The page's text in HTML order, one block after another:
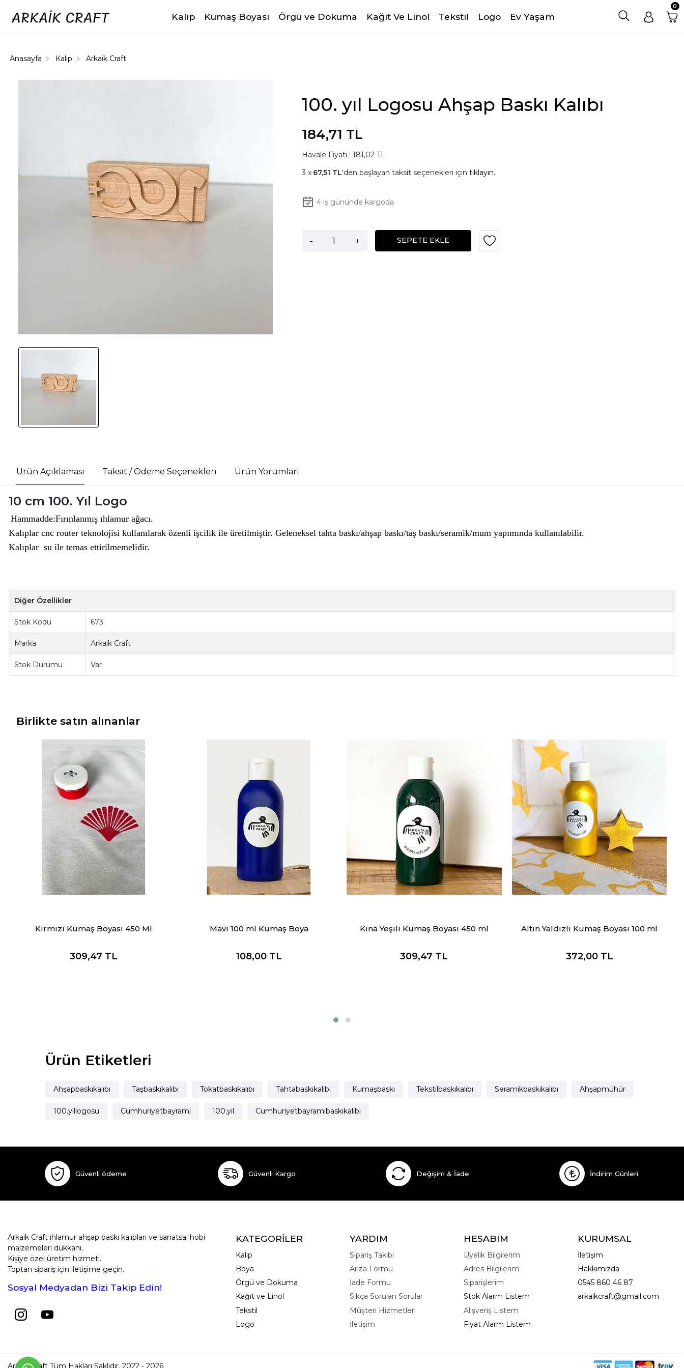
Kalıp Kumaş Boyası Örgü ve Dokuma Kağıt Ve Linol Tekstil Logo Ev Yaşam
0
Anasayfa Kalıp Arkaik Craft
100. yıl Logosu Ahşap Baskı Kalıbı
184,71 TL
Havale Fiyatı : 181,02 TL
67,51 TL'den başlayan taksit seçenekleri için tıklayın.
4 iş gününde kargoda
- + SEPETE EKLE
Ürün Açıklaması Taksit / Ödeme Seçenekleri Ürün Yorumları
10 cm 100. Yıl Logo
Hammadde:Fırınlanmış ıhlamur ağacı.
Kalıplar cnc router teknolojisi kullanılarak özenli işcilik ile üretilmiştir. Geleneksel tahta baskı/ahşap baskı/taş baskı/seramik/mum yapımında kullanılabilir.
Kalıplar su ile temas ettirilmemelidir.
Diğer Özellikler
Stok Kodu 673
Marka Arkaik Craft
Stok Durumu Var
Birlikte satın alınanlar
Kırmızı Kumaş Boyası 450 Ml
309,47 TL
Mavi 100 ml Kumaş Boya
108,00 TL
Kına Yeşili Kumaş Boyası 450 ml
309,47 TL
Altın Yaldızlı Kumaş Boyası 100 ml
372,00 TL
Ürün Etiketleri
Ahşapbaskıkalıbı Taşbaskıkalıbı Tokatbaskıkalıbı Tahtabaskıkalıbı Kumaşbaskı Tekstilbaskıkalıbı Seramikbaskıkalıbı Ahşapmühür
100.yıllogosu Cumhuriyetbayramı 100.yıl Cumhuriyetbayramıbaskıkalıbı
Güvenli ödeme Güvenli Kargo Değişim & İade İndirim Günleri
Arkaik Craft ıhlamur ahşap baskı kalıpları ve sanatsal hobi
malzemeleri dükkanı.
Kişiye özel üretim hizmeti.
Toptan sipariş için iletişime geçin.
Sosyal Medyadan Bizi Takip Edin!
KATEGORİLER
Kalıp
Boya
Örgü ve Dokuma
Kağıt ve Linol
Tekstil
Logo
YARDIM
Sipariş Takibi
Arıza Formu
İade Formu
Sıkça Sorulan Sorular
Müşteri Hizmetleri
İletişim
HESABIM
Üyelik Bilgilerim
Adres Bilgilerim
Siparişlerim
Stok Alarm Listem
Alışveriş Listem
Fiyat Alarm Listem
KURUMSAL
İletişim
Hakkımızda
0545 860 46 87
arkaikcraft@gmail.com
Arkaik Craft Tüm Hakları Saklıdır. 2022 - 2026